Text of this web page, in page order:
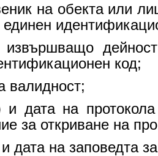
на обекта или
код;
валидност;
и дата на
за откриване на
дата на заповедта